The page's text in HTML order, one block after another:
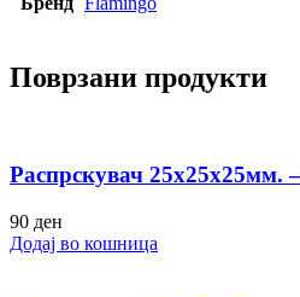
Поврзани продукти
Распрскувач 25х25х25мм.
90 ден
Додај во кошница